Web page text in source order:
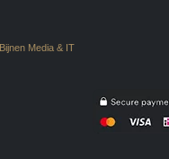
Bijnen Media & IT